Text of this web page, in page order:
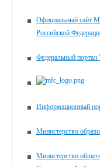
Официальный сайт
Российской
Федеральный портал
Информационный
Министерство
Министерство